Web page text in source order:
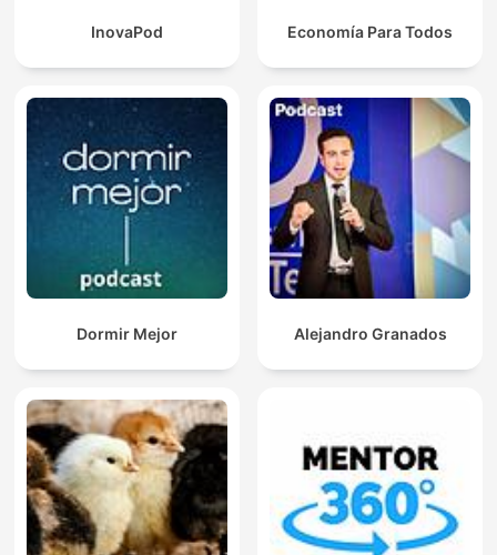
InovaPod Economía Para Todos
Dormir Mejor Alejandro Granados